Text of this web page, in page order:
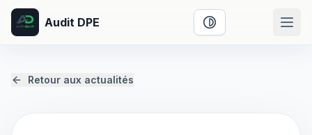
Audit DPE Activer le mode
Retour aux actualités